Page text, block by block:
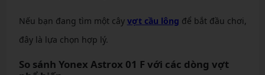
Nếu bạn đang tìm một cây vợt cầu lông để bắt đầu chơi,
đây là lựa chọn hợp lý.
So sánh Yonex Astrox 01 F với các dòng vợt